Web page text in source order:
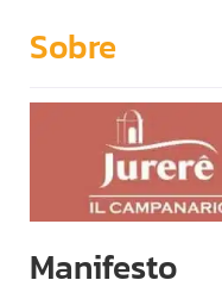
Sobre
Manifesto